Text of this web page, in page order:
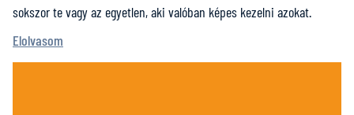
sokszor te vagy az egyetlen, aki valóban képes kezelni azokat.
Elolvasom